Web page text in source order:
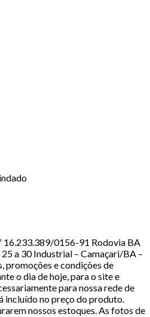
16.233.389/0156-91 Rodovia BA
a 30 Industrial – Camaçari/BA –
promoções e condições de
o dia de hoje, para o site e
para nossa rede de
incluído no preço do produto.
nossos estoques. As fotos de